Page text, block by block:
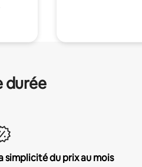
durée
simplicité du prix au mois